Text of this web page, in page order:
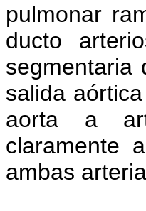
pulmonar
ducto
segmentaria
salida
aorta a
claramente
ambas